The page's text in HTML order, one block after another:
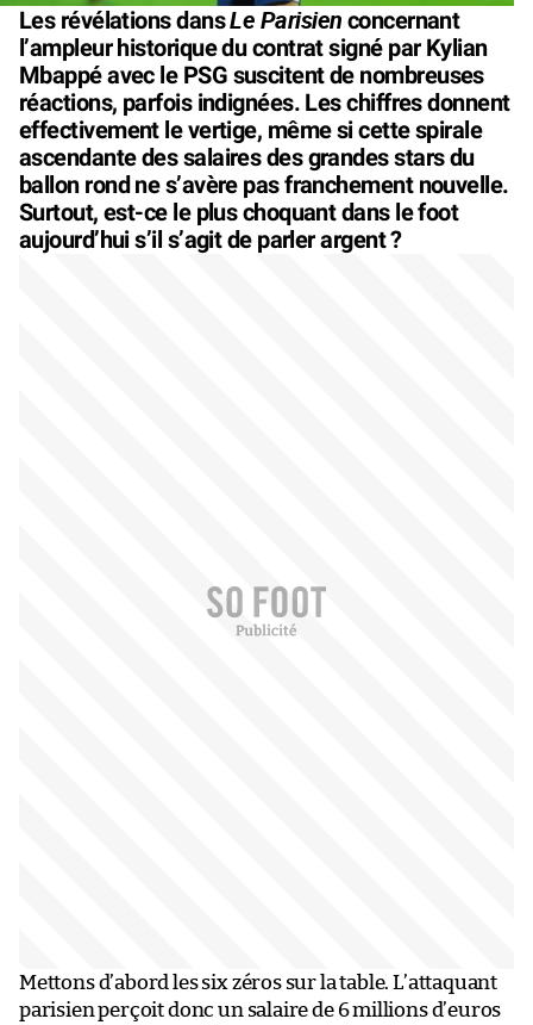
Les révélations dansLe Parisien concernant
l’ampleur historique du contrat signé par Kylian
Mbappé avec le PSG suscitent de nombreuses
réactions, parfois indignées. Les chiffres donnent
effectivement le vertige, même si cette spirale
ascendante des salaires des grandes stars du
ballon rond ne s’avère pas franchement nouvelle.
Surtout, est-ce le plus choquant dans le foot
aujourd’hui s’il s’agit de parler argent ?
Mettons d’abord les six zéros sur la table. L’attaquant
parisien perçoit donc un salaire de 6 millions d’euros